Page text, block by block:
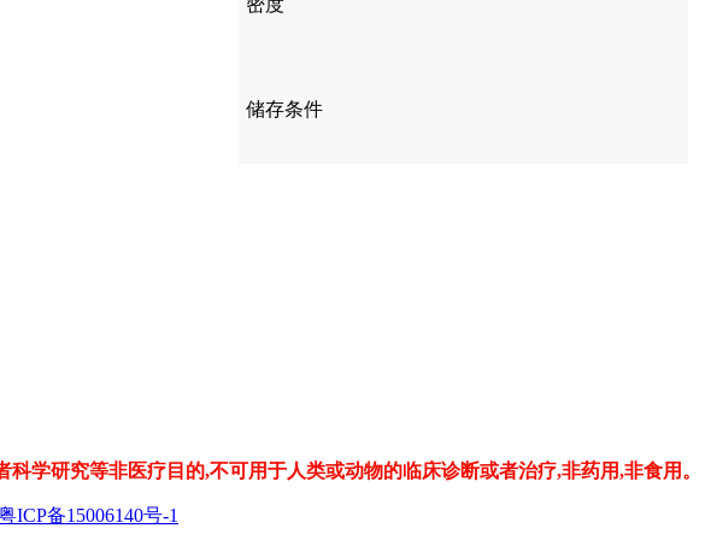
密度
储存条件
学研究等非医疗目的,不可用于人类或动物的临床诊断或者治疗,非药用,非食用。
ICP备15006140号-1